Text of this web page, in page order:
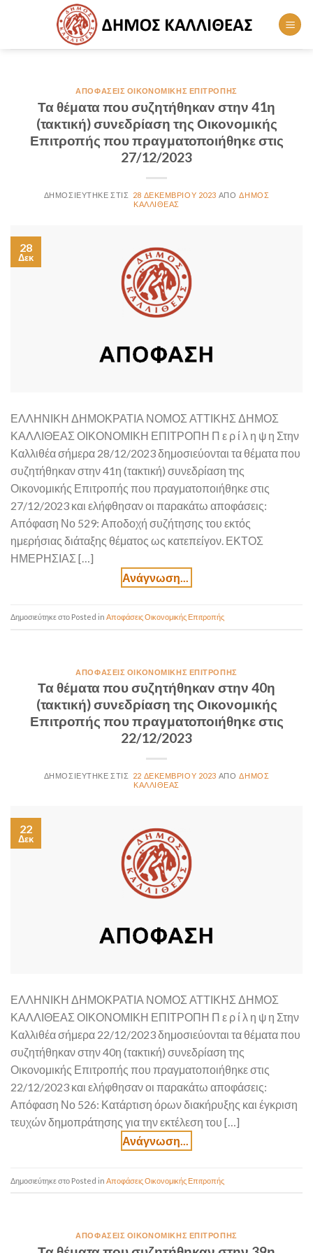
ΑΠΟΦΆΣΕΙΣ ΟΙΚΟΝΟΜΙΚΉΣ ΕΠΙΤΡΟΠΉΣ
Τα θέματα που συζητήθηκαν στην 41η
(τακτική) συνεδρίαση της Οικονομικής
Επιτροπής που πραγματοποιήθηκε στις
27/12/2023
28 ΔΕΚΕΜΒΡΊΟΥ 2023
ΔΉΜΟΣ
ΚΑΛΛΙΘΈΑΣ
28
Δεκ
ΕΛΛΗΝΙΚΗ ΔΗΜΟΚΡΑΤΙΑ ΝΟΜΟΣ ΑΤΤΙΚΗΣ ΔΗΜΟΣ
ΚΑΛΛΙΘΕΑΣ ΟΙΚΟΝΟΜΙΚΗ ΕΠΙΤΡΟΠΗ Π ε ρ ί λ η ψ η Στην
Καλλιθέα σήμερα 28/12/2023 δημοσιεύονται τα θέματα που
συζητήθηκαν στην 41η (τακτική) συνεδρίαση της
Οικονομικής Επιτροπής που πραγματοποιήθηκε στις
27/12/2023 και ελήφθησαν οι παρακάτω αποφάσεις:
Απόφαση Νο 529: Αποδοχή συζήτησης του εκτός
ημερήσιας διάταξης θέματος ως κατεπείγον. ΕΚΤΟΣ
ΗΜΕΡΗΣΙΑΣ […]
Posted in Αποφάσεις Οικονομικής Επιτροπής
ΑΠΟΦΆΣΕΙΣ ΟΙΚΟΝΟΜΙΚΉΣ ΕΠΙΤΡΟΠΉΣ
Τα θέματα που συζητήθηκαν στην 40η
(τακτική) συνεδρίαση της Οικονομικής
Επιτροπής που πραγματοποιήθηκε στις
22/12/2023
22 ΔΕΚΕΜΒΡΊΟΥ 2023
ΔΉΜΟΣ
ΚΑΛΛΙΘΈΑΣ
22
Δεκ
ΕΛΛΗΝΙΚΗ ΔΗΜΟΚΡΑΤΙΑ ΝΟΜΟΣ ΑΤΤΙΚΗΣ ΔΗΜΟΣ
ΚΑΛΛΙΘΕΑΣ ΟΙΚΟΝΟΜΙΚΗ ΕΠΙΤΡΟΠΗ Π ε ρ ί λ η ψ η Στην
Καλλιθέα σήμερα 22/12/2023 δημοσιεύονται τα θέματα που
συζητήθηκαν στην 40η (τακτική) συνεδρίαση της
Οικονομικής Επιτροπής που πραγματοποιήθηκε στις
22/12/2023 και ελήφθησαν οι παρακάτω αποφάσεις:
Απόφαση Νο 526: Κατάρτιση όρων διακήρυξης και έγκριση
τευχών δημοπράτησης για την εκτέλεση του […]
Posted in Αποφάσεις Οικονομικής Επιτροπής
ΑΠΟΦΆΣΕΙΣ ΟΙΚΟΝΟΜΙΚΉΣ ΕΠΙΤΡΟΠΉΣ